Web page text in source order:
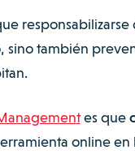
también
es que
online en